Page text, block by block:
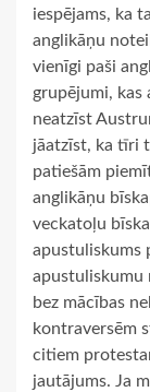
iespējams, ka
anglikāņu
vienīgi paši
grupējumi, kas
neatzīst
jāatzīst, ka tīri
patiešām
anglikāņu
veckatoļu
apustuliskums
apustuliskumu
bez mācības
kontraversēm
citiem
jautājums. Ja